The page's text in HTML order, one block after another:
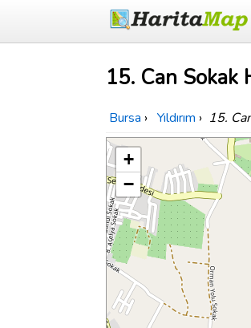
15. Can Sokak
Bursa › Yıldırım › 15.
+
−